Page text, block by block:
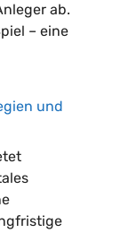
ab.
– eine
und